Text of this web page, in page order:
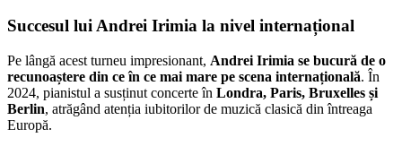
Succesul lui Andrei Irimia la nivel internațional
Pe lângă acest turneu impresionant, Andrei Irimia se bucură de o
recunoaștere din ce în ce mai mare pe scena internațională. În
2024, pianistul a susținut concerte în Londra, Paris, Bruxelles și
Berlin, atrăgând atenția iubitorilor de muzică clasică din întreaga
Europă.